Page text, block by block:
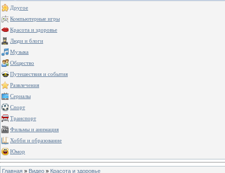
Другое
Компьютерные игры
Красота и здоровье
Люди и блоги
Музыка
Общество
Путешествия и события
Развлечения
Сериалы
Спорт
Транспорт
Фильмы и анимация
Хобби и образование
Юмор
Главная » Видео » Красота и здоровье